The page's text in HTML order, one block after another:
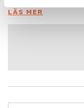
LÄS MER